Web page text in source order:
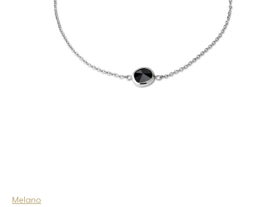
Melano